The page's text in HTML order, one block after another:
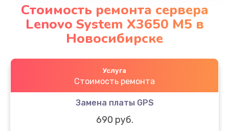
Стоимость ремонта сервера
Lenovo System X3650 M5 в
Новосибирске
Услуга
Стоимость ремонта
Замена платы GPS
690 руб.